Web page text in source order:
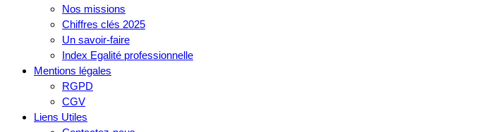
Nos missions
Chiffres clés 2025
Un savoir-faire
Index Egalité professionnelle
Mentions légales
RGPD
CGV
Liens Utiles